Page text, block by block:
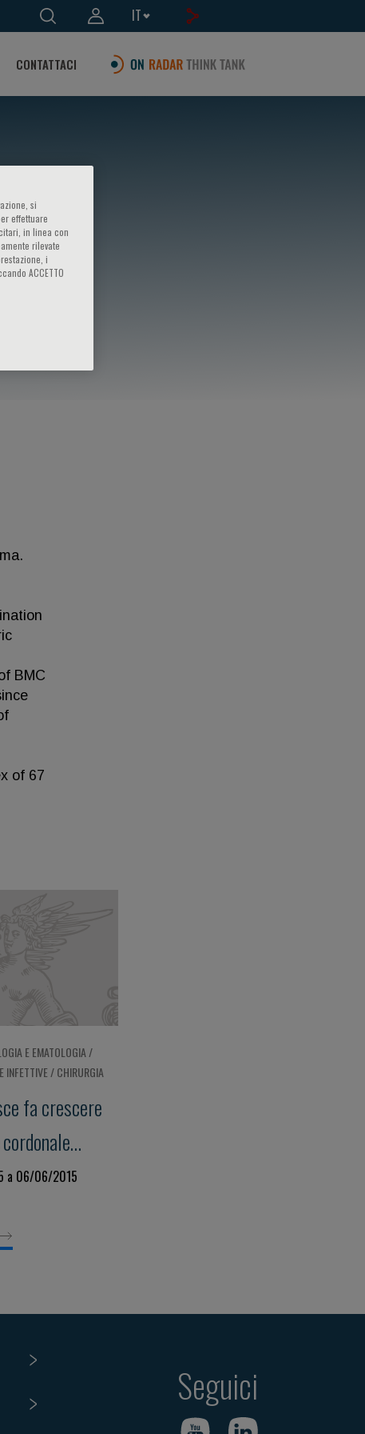
IT
CONTATTACI
BMC
of 67
E EMATOLOGIA /
INFETTIVE / CHIRURGIA
fa crescere
a 06/06/2015
Seguici
si
effettuare
in linea con
rilevate
i
ACCETTO